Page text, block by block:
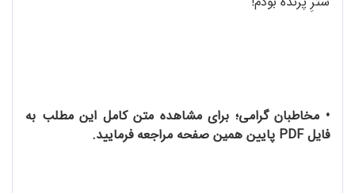
• مخاطبان گرامی؛ برای مشاهده متن کامل این مطلب به
فایل PDF پایین همین صفحه مراجعه فرمایید.